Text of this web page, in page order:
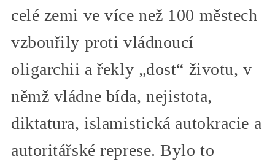
celé zemi ve více než 100 městech
vzbouřily proti vládnoucí
oligarchii a řekly „dost“ životu, v
němž vládne bída, nejistota,
diktatura, islamistická autokracie a
autoritářské represe. Bylo to